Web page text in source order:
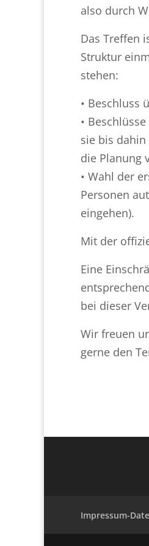
also durch
Das Treffen
Struktur
stehen:
• Beschluss
•
sie bis
die Planung
• Wahl der
Personen
eingehen).
Mit der
Eine
bei dieser
Wir freuen
gerne den
Impressum-